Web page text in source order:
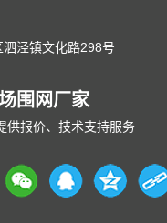
泗泾镇文化路298号
围网厂家
供报价、技术支持服务